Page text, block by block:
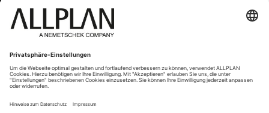
« Zurück